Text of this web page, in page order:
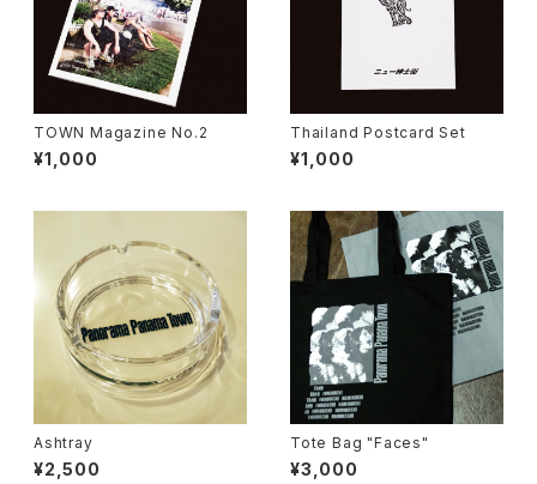
TOWN Magazine No.2
¥1,000
Thailand Postcard Set
¥1,000
Ashtray
¥2,500
Tote Bag "Faces"
¥3,000